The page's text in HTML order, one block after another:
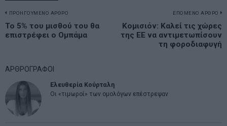
Πλοήγηση
άρθρων
ΠΡΟΗΓΟΥΜΕΝΟ ΑΡΘΡΟ
Previous
post:
Το 5% του μισθού του θα
επιστρέφει ο Ομπάμα
ΕΠΟΜΕΝΟ ΑΡΘΡΟ
Κομισιόν: Καλεί τις χώρες
της ΕΕ να αντιμετωπίσουν
τη φοροδιαφυγή
ΑΡΘΡΟΓΡΑΦΟΙ
Ελευθερία Κούρταλη
Οι «τιμωροί» των ομολόγων επέστρεψαν